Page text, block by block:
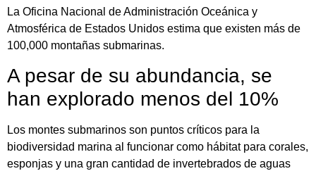
La Oficina Nacional de Administración Oceánica y
Atmosférica de Estados Unidos estima que existen más de
100,000 montañas submarinas.
A pesar de su abundancia, se
han explorado menos del 10%
Los montes submarinos son puntos críticos para la
biodiversidad marina al funcionar como hábitat para corales,
esponjas y una gran cantidad de invertebrados de aguas